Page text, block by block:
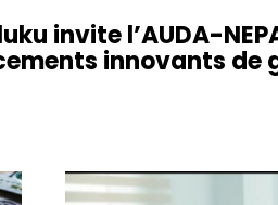
invite l’AUDA-
innovants de